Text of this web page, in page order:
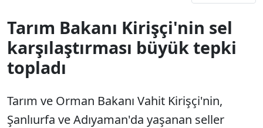
Tarım Bakanı Kirişçi'nin sel
karşılaştırması büyük tepki
topladı
Tarım ve Orman Bakanı Vahit Kirişçi'nin,
Şanlıurfa ve Adıyaman'da yaşanan seller